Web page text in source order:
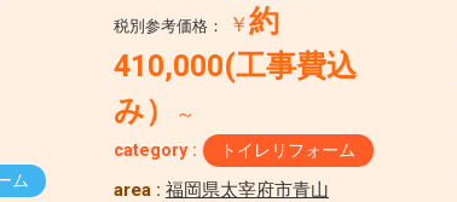
ム
税別参考価格： ￥ 約
410,000(工事費込
み）
～
category : トイレリフォーム
area : 福岡県太宰府市青山